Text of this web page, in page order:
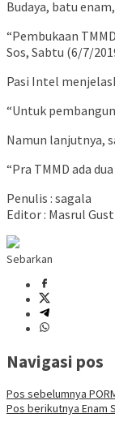
Budaya, batu
“Pembukaan
Sos, Sabtu (6/7/
Pasi Intel
“Untuk
Namun lanjutnya,
“Pra TMMD ada
Penulis : sagala
Editor : Masrul
Sebarkan
Navigasi pos
Pos sebelumnya
Pos berikutnya Enam